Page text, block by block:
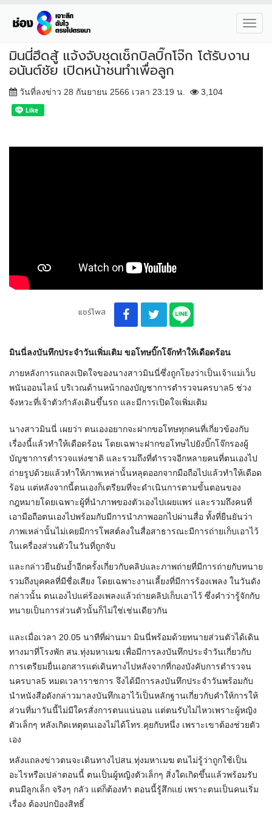
มินนี่ฮึดสู้ แจ้งจับชุดเช็กบิลบิ๊กโจ๊ก โต้รับงาน
อนันต์ชัย เปิดหน้าชนทำเพื่อลูก
วันที่ลงข่าว 28 กันยายน 2566 เวลา 23:19 น. 3,104
แชร์โพส
มินนี่ลงบันทึกประจำวันเพิ่มเติม ขอโทษบิ๊กโจ๊กทำให้เดือดร้อน
ภายหลังการแถลงเปิดใจของนางสาวมินนี่ซึ่งถูกโยงว่าเป็นเจ้าแม่เว็บ
พนันออนไลน์ บริเวณด้านหน้ากองบัญชาการตำรวจนครบาล5 ช่วง
จังหวะที่เจ้าตัวกำลังเดินขึ้นรถ และมีการเปิดใจเพิ่มเติม
นางสาวมินนี่ เผยว่า ตนเองอยากจะฝากขอโทษทุกคนที่เกี่ยวข้องกับ
เรื่องนี้แล้วทำให้เดือดร้อน โดยเฉพาะฝากขอโทษไปยังบิ๊กโจ๊กรองผู้
บัญชาการตำรวจแห่งชาติ และรวมถึงที่ตำรวจอีกหลายคนที่ตนเองไป
ถ่ายรูปด้วยแล้วทำให้ภาพเหล่านั้นหลุดออกจากมือถือไปแล้วทำให้เดือด
ร้อน แต่หลังจากนี้ตนเองก็เตรียมที่จะดำเนินการตามขั้นตอนของ
กฎหมายโดยเฉพาะผู้ที่นำภาพของตัวเองไปเผยแพร่ และรวมถึงคนที่
เอามือถือตนเองไปพร้อมกับมีการนำภาพออกไปผ่านสื่อ ทั้งที่ยืนยันว่า
ภาพเหล่านั้นไม่เคยมีการโพสต์ลงในสื่อสาธารณะมีการถ่ายเก็บเอาไว้
ในเครื่องส่วนตัวในวันที่ถูกจับ
และกล่าวยืนยันย้ำอีกครั้งเกี่ยวกับคลิปและภาพถ่ายที่มีการถ่ายกับทนาย
รวมถึงบุคคลที่มีชื่อเสียง โดยเฉพาะงานเลี้ยงที่มีการร้องเพลง ในวันดัง
กล่าวนั้น ตนเองไปแค่ร้องเพลงแล้วถ่ายคลิปเก็บเอาไว้ ซึ่งคำว่ารู้จักกับ
ทนายเป็นการส่วนตัวนั้นก็ไม่ใช่เช่นเดียวกัน
และเมื่อเวลา 20.05 นาทีที่ผ่านมา มินนี่พร้อมด้วยทนายส่วนตัวได้เดิน
ทางมาที่โรงพัก สน.ทุ่งมหาเมฆ เพื่อมีการลงบันทึกประจำวันเกี่ยวกับ
การเตรียมยื่นเอกสารแต่เดินทางไปหลังจากที่กองบังคับการตำรวจน
นครบาล5 หมดเวลาราชการ จึงได้มีการลงบันทึกประจำวันพร้อมกับ
นำหนังสือดังกล่าวมาลงบันทึกเอาไว้เป็นหลักฐานเกี่ยวกับคำให้การให้
ส่วนที่มาวันนี้ไม่มีใครสั่งการตนแน่นอน แต่ตนรับไม่ไหวเพราะผู้หญิง
ตัวเล็กๆ หลังเกิดเหตุตนเองไม่ได้โทร.คุยกับหนึ่ง เพราะเขาต้องช่วยตัว
เอง
หลังแถลงข่าวตนจะเดินทางไปสน.ทุ่งมหาเมฆ ตนไม่รู้ว่าถูกใช้เป็น
อะไรหรือเปล่าตอนนี้ ตนเป็นผู้หญิงตัวเล็กๆ สิ่งใดเกิดขึ้นแล้วพร้อมรับ
ตนมีลูกเล็ก จริงๆ กลัว แต่ก็ต้องทำ ตอนนี้รู้สึกแย่ เพราะตนเป็นคนเริ่ม
เรื่อง ต้องปกป้องสิทธิ์